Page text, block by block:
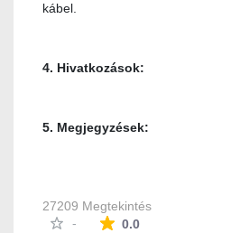
kábel.
4. Hivatkozások:
5. Megjegyzések:
27209 Megtekintés
-
0.0Az átlagos